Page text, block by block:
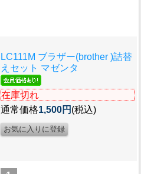
LC111M ブラザー(brother )詰替
えセット マゼンタ
在庫切れ
通常価格1,500円 (税込)